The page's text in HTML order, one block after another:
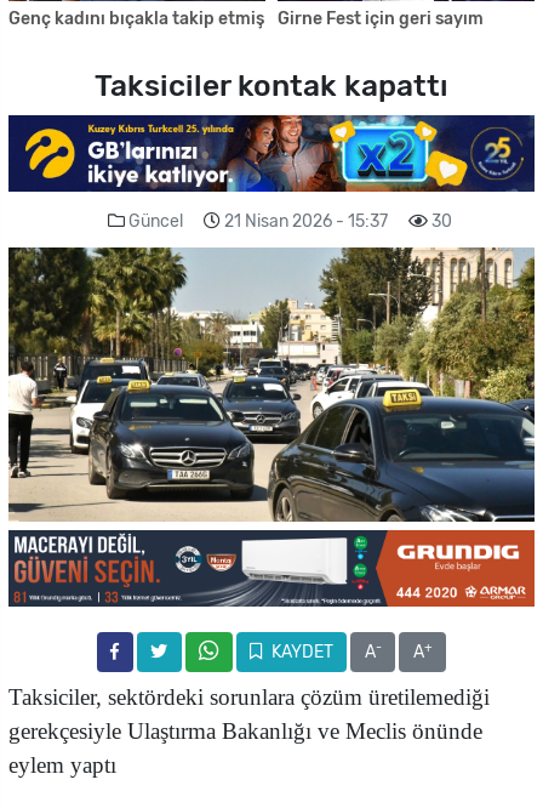
Genç kadını bıçakla takip etmiş Girne Fest için geri sayım
Taksiciler kontak kapattı
Güncel 21 Nisan 2026 - 15:37 30
KAYDET A- A+
Taksiciler, sektördeki sorunlara çözüm üretilemediği
gerekçesiyle Ulaştırma Bakanlığı ve Meclis önünde
eylem yaptı